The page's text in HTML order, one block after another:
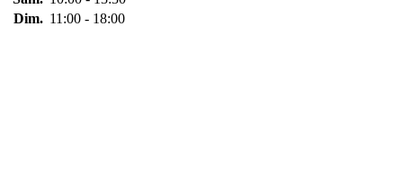
Dim. 11:00 - 18:00